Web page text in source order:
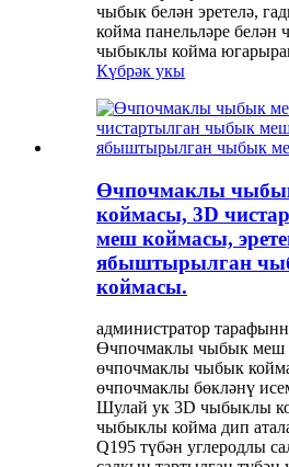
чыбык белән эретелә,
койма панельләре белән
чыбыклы койма
Күбрәк укы
Өчпочмаклы
коймасы, 3D
меш коймасы,
ябыштырылган
коймасы.
администратор
Өчпочмаклы чыбык меш
өчпочмаклы чыбык
өчпочмаклы бөкләнү
Шулай ук ​​3D чыбыклы
чыбыклы койма дип
Q195 түбән углеродлы